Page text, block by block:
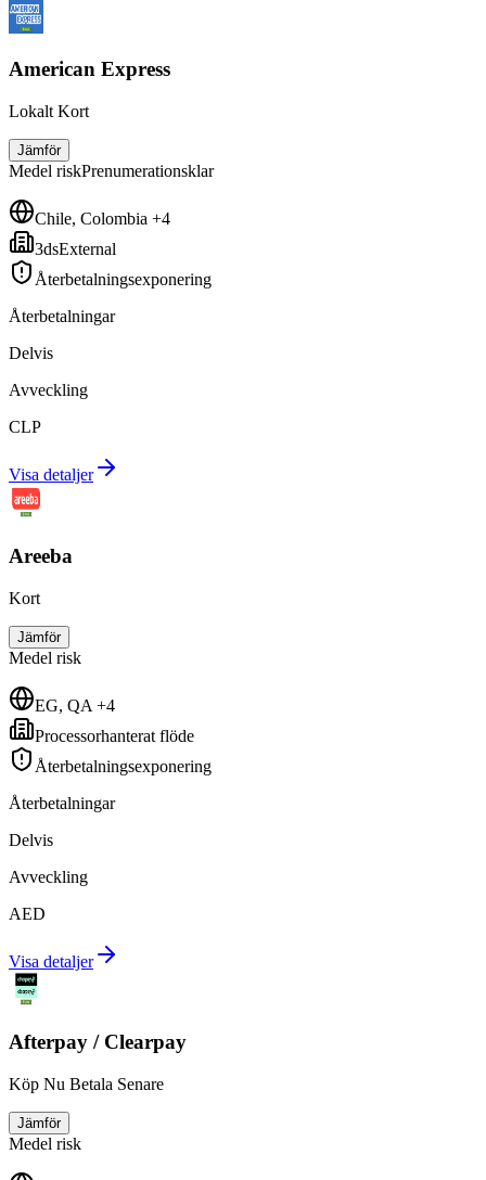
American Express
Lokalt Kort
Jämför
Medel riskPrenumerationsklar
Chile, Colombia +4
3dsExternal
Återbetalningsexponering
Återbetalningar
Delvis
Avveckling
CLP
Visa detaljer
Areeba
Kort
Jämför
Medel risk
EG, QA +4
Processorhanterat flöde
Återbetalningsexponering
Återbetalningar
Delvis
Avveckling
AED
Visa detaljer
Afterpay / Clearpay
Köp Nu Betala Senare
Jämför
Medel risk